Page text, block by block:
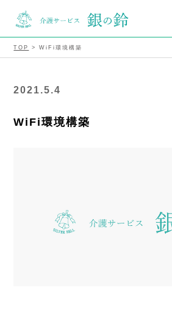
TOP > WiFi環境構築
2021.5.4
WiFi環境構築